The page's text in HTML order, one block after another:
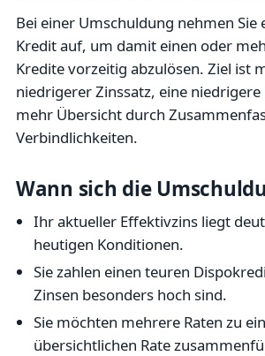
Bei einer Umschuldung nehmen Sie
Kredit auf, um damit einen oder
Kredite vorzeitig abzulösen. Ziel ist
niedrigerer Zinssatz, eine
mehr Übersicht durch
Verbindlichkeiten.
Wann sich die
Ihr aktueller Effektivzins liegt
heutigen Konditionen.
Sie zahlen einen teuren
Zinsen besonders hoch sind.
Sie möchten mehrere Raten zu
übersichtlichen Rate